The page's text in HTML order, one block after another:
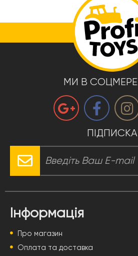
МИ В
ПІДПИСКА
Інформація
Про магазин
Оплата та доставка